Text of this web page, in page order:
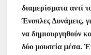
διαμερίσματα αντί
Ένοπλες Δυνάμεις,
να δημιουργηθούν
δύο μουσεία μέσα.